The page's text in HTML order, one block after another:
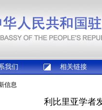
我们 相关链接
信息
利比里亚学者